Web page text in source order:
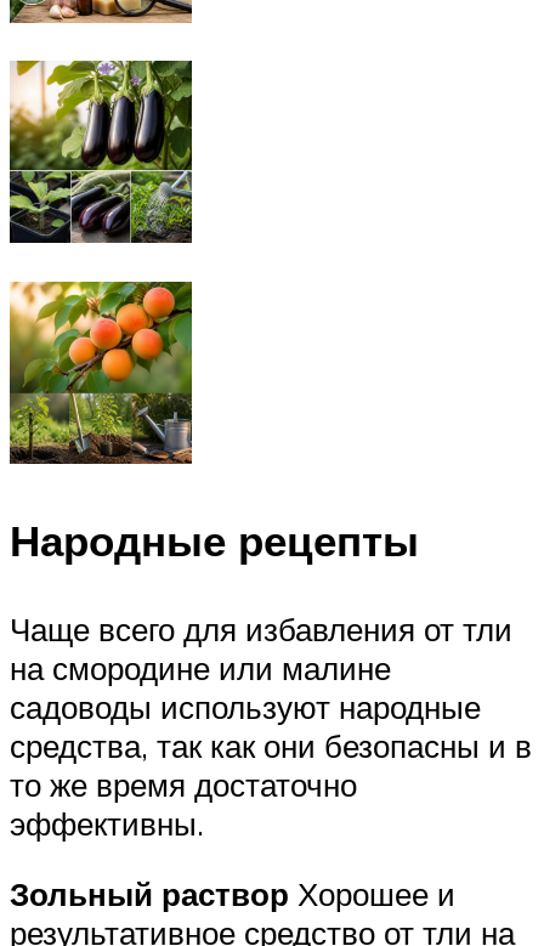
Народные рецепты
Чаще всего для избавления от тли
на смородине или малине
садоводы используют народные
средства, так как они безопасны и в
то же время достаточно
эффективны.
Зольный раствор Хорошее и
результативное средство от тли на